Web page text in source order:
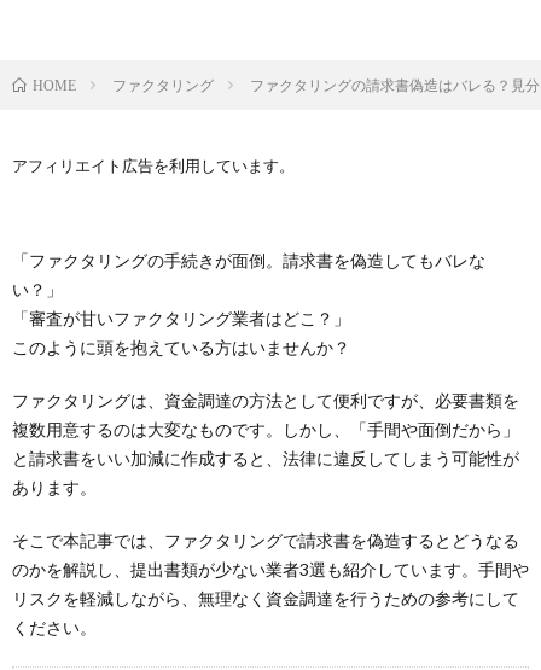
HOME ファクタリング ファクタリングの請求書偽造はバレる？見
アフィリエイト広告を利用しています。
「ファクタリングの手続きが面倒。請求書を偽造してもバレな
い？」
「審査が甘いファクタリング業者はどこ？」
このように頭を抱えている方はいませんか？
ファクタリングは、資金調達の方法として便利ですが、必要書類を
複数用意するのは大変なものです。しかし、「手間や面倒だから」
と請求書をいい加減に作成すると、法律に違反してしまう可能性が
あります。
そこで本記事では、ファクタリングで請求書を偽造するとどうなる
のかを解説し、提出書類が少ない業者3選も紹介しています。手間や
リスクを軽減しながら、無理なく資金調達を行うための参考にして
ください。